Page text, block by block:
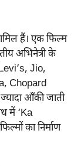
हैं। एक फिल्म
अभिनेत्री के
Jio,
Chopard
आँकी जाती
में ‘Ka
का निर्माण